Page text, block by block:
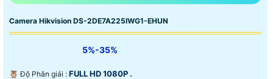
Camera Hikvision DS-2DE7A225IWG1-EHUN
5%-35%
🦉 Độ Phân giải : FULL HD 1080P .